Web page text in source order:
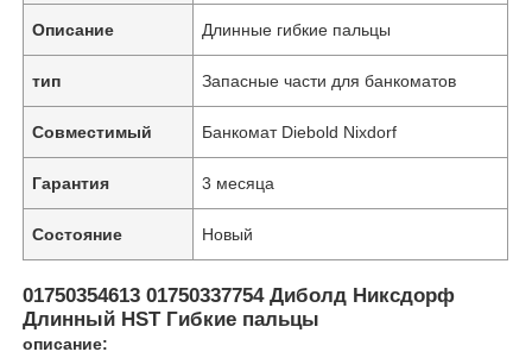
Описание Длинные гибкие пальцы
тип Запасные части для банкоматов
Совместимый Банкомат Diebold Nixdorf
Гарантия 3 месяца
Состояние Новый
01750354613 01750337754 Диболд Никсдорф
Длинный HST Гибкие пальцы
описание: